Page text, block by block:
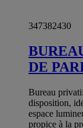
347382430
DE
Bureau
disposition,
espace
propice à la